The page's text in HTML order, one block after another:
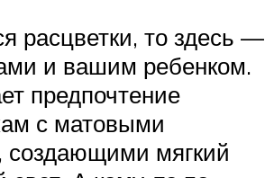
расцветки, то здесь —
и вашим ребенком.
предпочтение
с матовыми
создающими мягкий